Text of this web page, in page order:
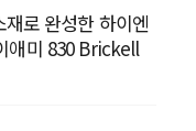
재로 완성한 하이엔
애미 830 Brickell